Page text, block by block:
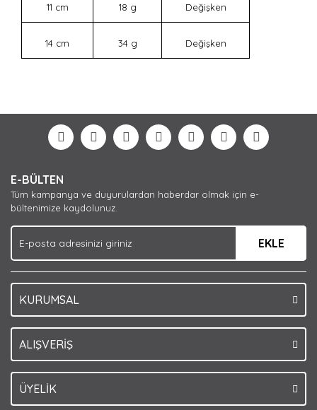
11 cm 18 g Değişken
14 cm 34 g Değişken
Yorum Yaz
formunu kullanarak tarafımıza iletebilirsiniz.
Görüş ve önerileriniz için teşekkür ederiz.
Ürün açıklamasında eksik bilgiler bulunuyor.
Ürün bilgilerinde hatalar bulunuyor.
Ürün fiyatı diğer sitelerden daha pahalı.
Bu ürüne benzer farklı alternatifler olmalı.
E-BÜLTEN
Tüm kampanya ve duyurulardan haberdar olmak için e-
bültenimize kaydolunuz.
EKLE
KURUMSAL
ALIŞVERİŞ
ÜYELİK